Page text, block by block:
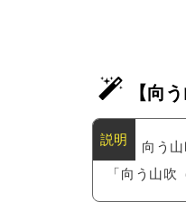
【向
向う
「向う山吹